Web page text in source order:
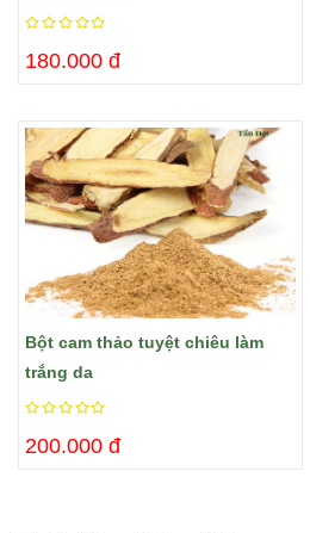
180.000 đ
Bột cam thảo tuyệt chiêu làm
trắng da
200.000 đ